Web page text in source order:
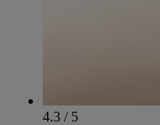
4.3 / 5